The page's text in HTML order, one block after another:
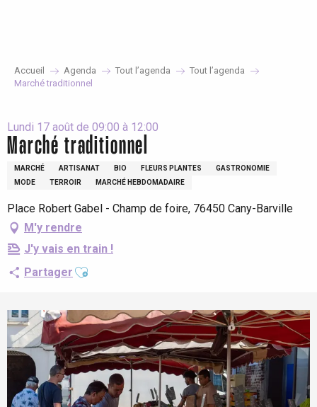
Accueil Agenda Tout l’agenda
Tout l’agenda
Marché traditionnel
Lundi 17 août de 09:00 à 12:00
Marché traditionnel
MARCHÉ ARTISANAT BIO FLEURS PLANTES
GASTRONOMIE
MODE
TERROIR MARCHÉ HEBDOMADAIRE
Place Robert Gabel - Champ de foire, 76450 Cany-Barville
M'y rendre
J'y vais en train !
Partager Ajouter aux favoris